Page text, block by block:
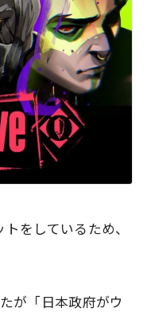
をしているため、
が「日本政府がウ